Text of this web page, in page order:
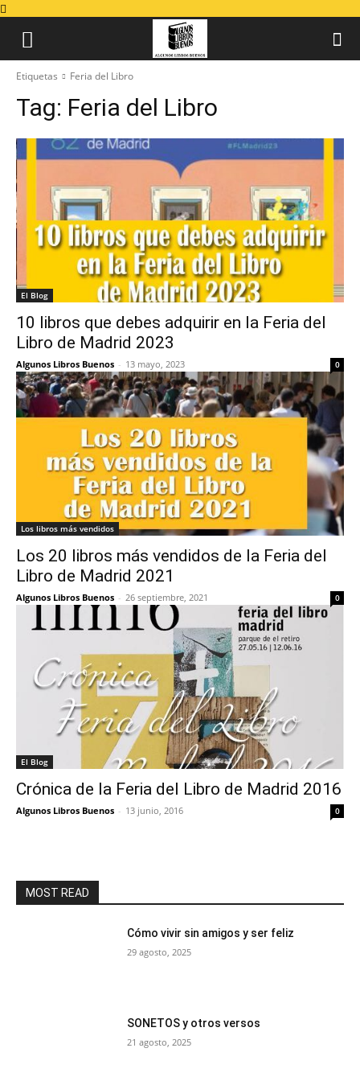
Etiquetas Feria del Libro
Tag: Feria del Libro
El Blog
10 libros que debes adquirir en la Feria del
Libro de Madrid 2023
Algunos Libros Buenos - 13 mayo, 2023 0
Los libros más vendidos
Los 20 libros más vendidos de la Feria del
Libro de Madrid 2021
Algunos Libros Buenos - 26 septiembre, 2021 0
El Blog
Crónica de la Feria del Libro de Madrid 2016
Algunos Libros Buenos - 13 junio, 2016 0
MOST READ
Cómo vivir sin amigos y ser feliz
29 agosto, 2025
SONETOS y otros versos
21 agosto, 2025